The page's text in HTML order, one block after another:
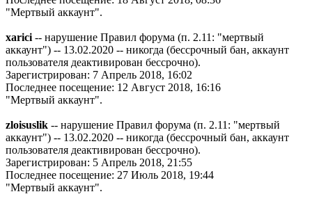
"Мертвый аккаунт".
xarici -- нарушение Правил форума (п. 2.11: "мертвый
аккаунт") -- 13.02.2020 -- никогда (бессрочный бан, аккаунт
пользователя деактивирован бессрочно).
Зарегистрирован: 7 Апрель 2018, 16:02
Последнее посещение: 12 Август 2018, 16:16
"Мертвый аккаунт".
zloisuslik -- нарушение Правил форума (п. 2.11: "мертвый
аккаунт") -- 13.02.2020 -- никогда (бессрочный бан, аккаунт
пользователя деактивирован бессрочно).
Зарегистрирован: 5 Апрель 2018, 21:55
Последнее посещение: 27 Июль 2018, 19:44
"Мертвый аккаунт".